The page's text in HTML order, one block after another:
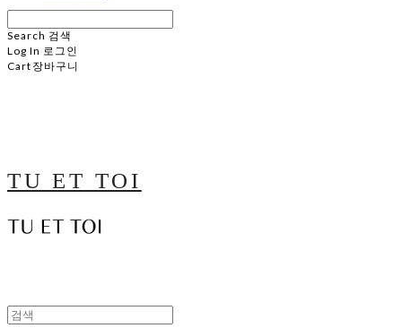
Search 검색
Log In 로그인
Cart 장바구니
TU ET TOI